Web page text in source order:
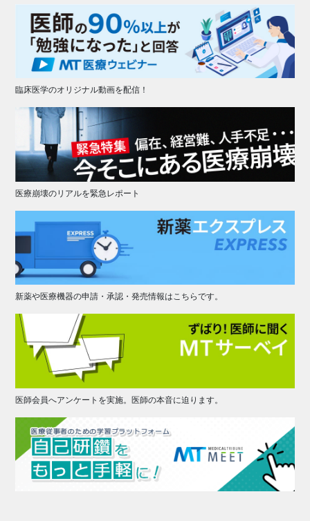
臨床医学のオリジナル動画を配信！
医療崩壊のリアルを緊急レポート
新薬や医療機器の申請・承認・発売情報はこちらです。
医師会員へアンケートを実施。医師の本音に迫ります。